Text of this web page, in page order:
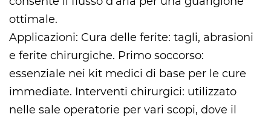
ottimale.
Applicazioni: Cura delle ferite: tagli, abrasioni
e ferite chirurgiche. Primo soccorso:
essenziale nei kit medici di base per le cure
immediate. Interventi chirurgici: utilizzato
nelle sale operatorie per vari scopi, dove il